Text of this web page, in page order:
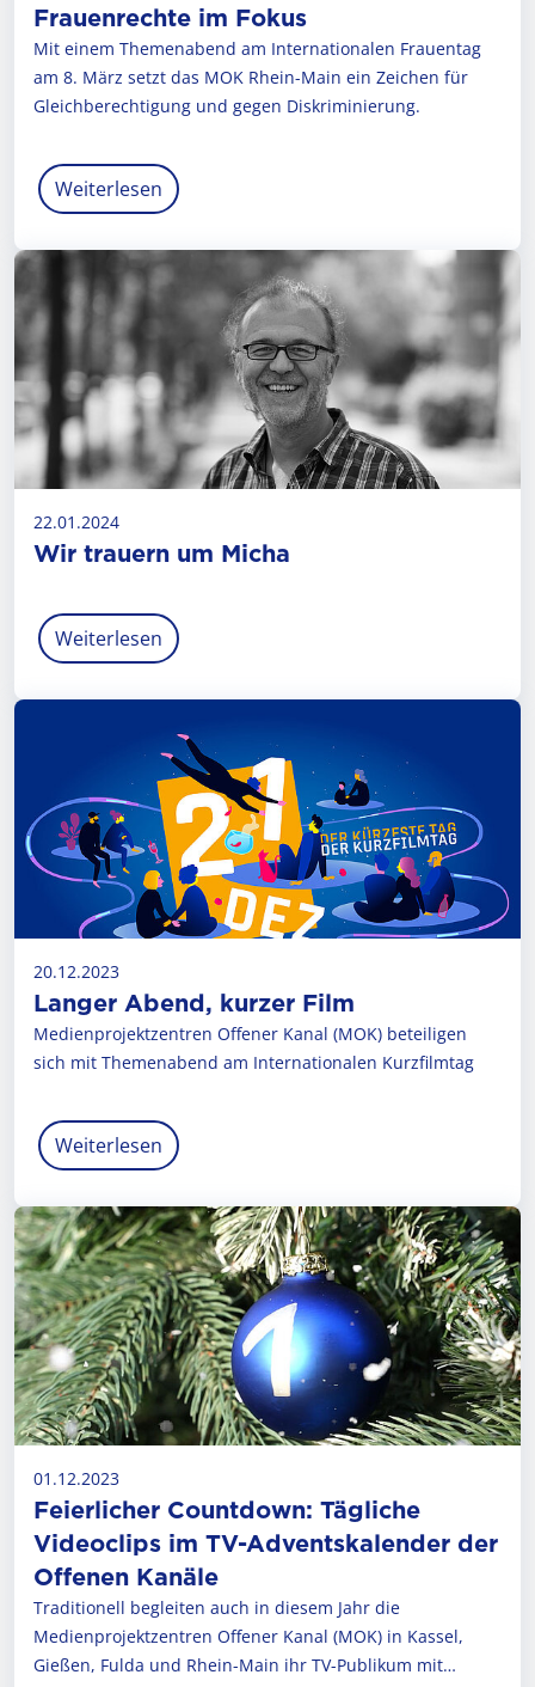
Frauenrechte im Fokus
Mit einem Themenabend am Internationalen Frauentag
am 8. März setzt das MOK Rhein-Main ein Zeichen für
Gleichberechtigung und gegen Diskriminierung.
Weiterlesen
22.01.2024
Wir trauern um Micha
Weiterlesen
20.12.2023
Langer Abend, kurzer Film
Medienprojekt­zentren Offener Kanal (MOK) betei­ligen
sich mit Themen­abend am Inter­nationa­len Kurz­filmtag
Weiterlesen
01.12.2023
Feierlicher Countdown: Tägliche
Videoclips im TV-Adventskalender der
Offenen Kanäle
Traditionell begleiten auch in diesem Jahr die
Medienprojektzentren Offener Kanal (MOK) in Kassel,
Gießen, Fulda und Rhein-Main ihr TV-Publikum mit…